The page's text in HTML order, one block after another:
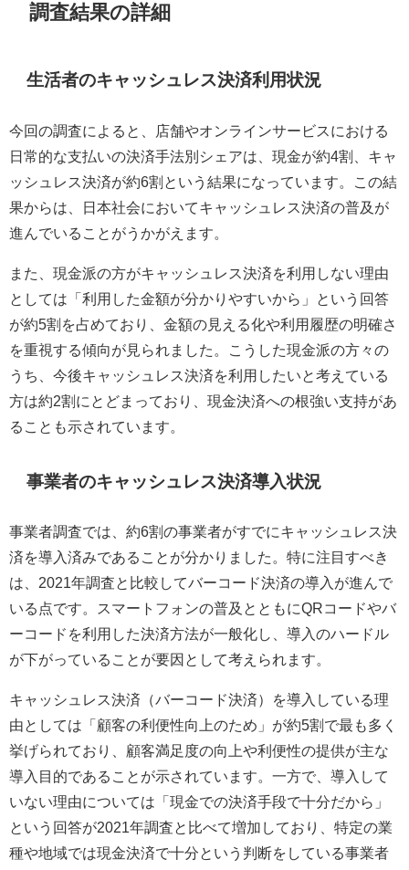
調査結果の詳細
生活者のキャッシュレス決済利用状況
今回の調査によると、店舗やオンラインサービスにおける
日常的な支払いの決済手法別シェアは、現金が約4割、キャ
ッシュレス決済が約6割という結果になっています。この結
果からは、日本社会においてキャッシュレス決済の普及が
進んでいることがうかがえます。
また、現金派の方がキャッシュレス決済を利用しない理由
としては「利用した金額が分かりやすいから」という回答
が約5割を占めており、金額の見える化や利用履歴の明確さ
を重視する傾向が見られました。こうした現金派の方々の
うち、今後キャッシュレス決済を利用したいと考えている
方は約2割にとどまっており、現金決済への根強い支持があ
ることも示されています。
事業者のキャッシュレス決済導入状況
事業者調査では、約6割の事業者がすでにキャッシュレス決
済を導入済みであることが分かりました。特に注目すべき
は、2021年調査と比較してバーコード決済の導入が進んで
いる点です。スマートフォンの普及とともにQRコードやバ
ーコードを利用した決済方法が一般化し、導入のハードル
が下がっていることが要因として考えられます。
キャッシュレス決済（バーコード決済）を導入している理
由としては「顧客の利便性向上のため」が約5割で最も多く
挙げられており、顧客満足度の向上や利便性の提供が主な
導入目的であることが示されています。一方で、導入して
いない理由については「現金での決済手段で十分だから」
という回答が2021年調査と比べて増加しており、特定の業
種や地域では現金決済で十分という判断をしている事業者